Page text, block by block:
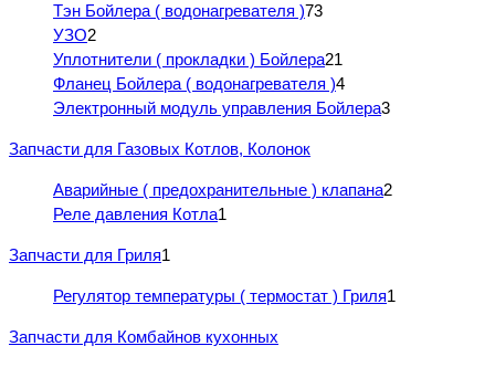
Тэн Бойлера ( водонагревателя )73
УЗО2
Уплотнители ( прокладки ) Бойлера21
Фланец Бойлера ( водонагревателя )4
Электронный модуль управления Бойлера3
Запчасти для Газовых Котлов, Колонок
Аварийные ( предохранительные ) клапана2
Реле давления Котла1
Запчасти для Гриля1
Регулятор температуры ( термостат ) Гриля1
Запчасти для Комбайнов кухонных